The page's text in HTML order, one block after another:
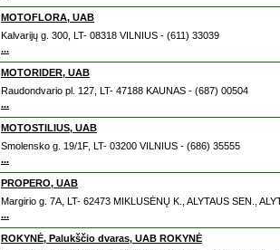
MOTOFLORA, UAB
Kalvarijų g. 300, LT- 08318 VILNIUS - (611) 33039
...
MOTORIDER, UAB
Raudondvario pl. 127, LT- 47188 KAUNAS - (687) 00504
...
MOTOSTILIUS, UAB
Smolensko g. 19/1F, LT- 03200 VILNIUS - (686) 35555
...
PROPERO, UAB
Margirio g. 7A, LT- 62473 MIKLUSĖNŲ K., ALYTAUS SEN.,
...
ROKYNĖ, Palukščio dvaras, UAB ROKYNĖ